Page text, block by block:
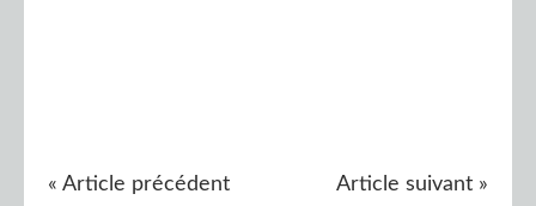
« Article précédent Article suivant »